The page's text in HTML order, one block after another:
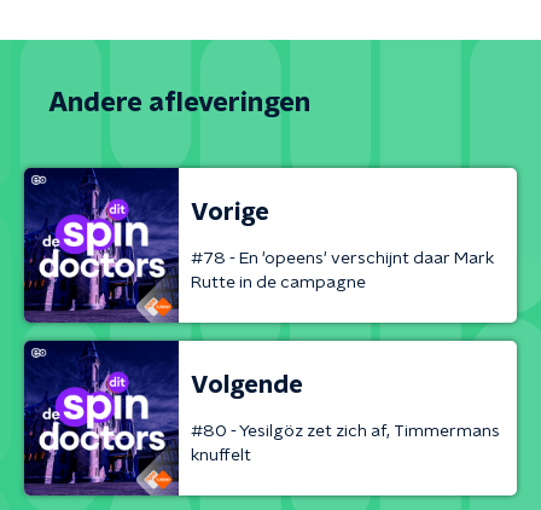
Andere afleveringen
Vorige
#78 - En 'opeens' verschijnt daar Mark
Rutte in de campagne
Volgende
#80 - Yesilgöz zet zich af, Timmermans
knuffelt